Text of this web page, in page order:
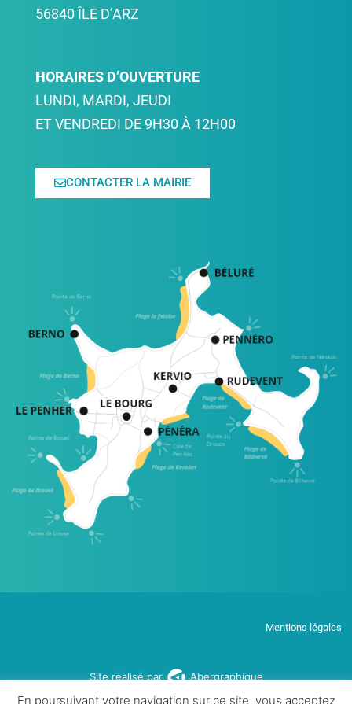
56840 ÎLE D’ARZ
HORAIRES D’OUVERTURE
LUNDI, MARDI, JEUDI
ET VENDREDI DE 9H30 À 12H00
CONTACTER LA MAIRIE
Mentions légales
Site réalisé par Abergraphique
En poursuivant votre navigation sur ce site, vous acceptez